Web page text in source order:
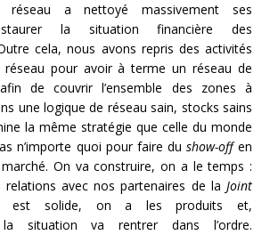
réseau a nettoyé massivement ses
la situation financière des
cela, nous avons repris des activités
réseau pour avoir à terme un réseau de
de couvrir l’ensemble des zones à
une logique de réseau sain, stocks sains
la même stratégie que celle du monde
n’importe quoi pour faire du show-offen
On va construire, on a le temps :
relations avec nos partenaires de la Joint
est solide, on a les produits et,
la situation va rentrer dans l’ordre.